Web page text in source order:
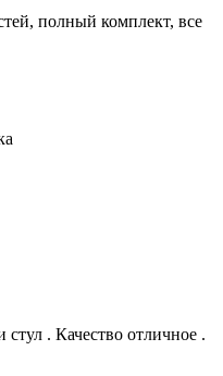
полный комплект, все
стул . Качество отличное .